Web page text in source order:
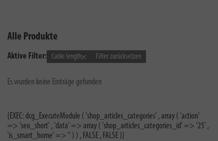
Alle Produkte
Aktive Filter: Cable length Filter zurücksetzen
Es wurden keine Einträge gefunden
{EXEC: dcg_ExecuteModule ( 'shop_articles_categories' , array ( 'action'
=> 'seo_short' , 'data' => array ( 'shop_articles_categories_id' => '25' ,
'is_smart_home' => '' ) ) , FALSE , FALSE )}